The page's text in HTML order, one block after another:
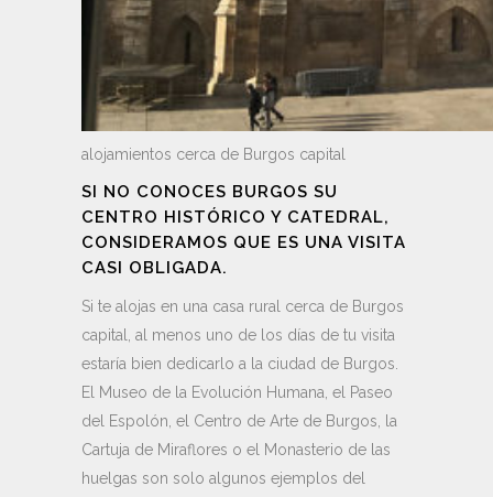
alojamientos cerca de Burgos capital
SI NO CONOCES BURGOS SU
CENTRO HISTÓRICO Y CATEDRAL,
CONSIDERAMOS QUE ES UNA VISITA
CASI OBLIGADA.
Si te alojas en una casa rural cerca de Burgos
capital, al menos uno de los días de tu visita
estaría bien dedicarlo a la ciudad de Burgos.
El Museo de la Evolución Humana, el Paseo
del Espolón, el Centro de Arte de Burgos, la
Cartuja de Miraflores o el Monasterio de las
huelgas son solo algunos ejemplos del